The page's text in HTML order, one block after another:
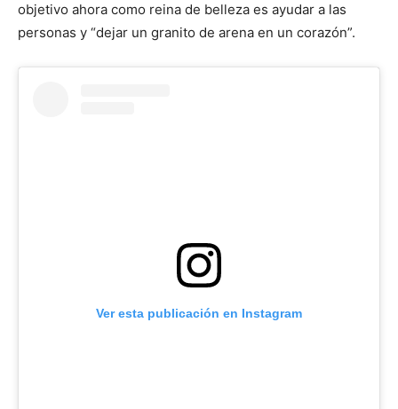
objetivo ahora como reina de belleza es ayudar a las
personas y “dejar un granito de arena en un corazón”.
Ver esta publicación en Instagram